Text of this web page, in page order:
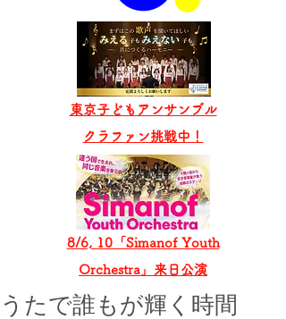
8/6, 10「Simanof Youth
Orchestra」来日公演
東京子どもアンサンブル
​クラファン挑戦中！
うたで誰もが輝く時間